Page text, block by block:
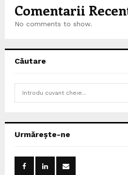
Comentarii
No comments to show.
Căutare
h
Urmărește-ne